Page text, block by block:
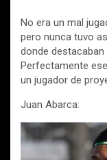
No era un mal
pero nunca tuvo
donde
Perfectamente
un jugador de
Juan Abarca: